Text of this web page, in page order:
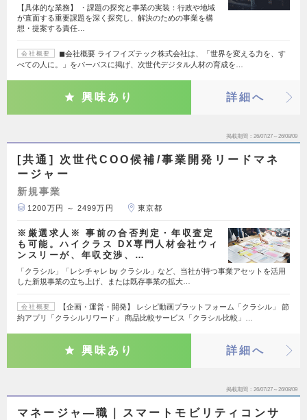
【具体的な業務】 ・課題の探究と事業の実装：行政や地域
が直面する重要課題を深く探究し、解決のための事業を構
想・提案する責任…
会社概要
◼︎会社概要 ライフイズテック株式会社は、「世界を変える力を、す
べての人に。」をパーパスに掲げ、次世代デジタル人材の育成を…
興味あり 詳細へ
掲載期間 26/07/27～26/08/09
[共通] 次世代COO候補/事業開発リードマネ
ージャー
新規事業
1200万円 ～ 2499万円 東京都
※厳選求人※ 事前の合否判定・年収査定
も可能。ハイクラス DX専門人材会社ウィ
ンスリーが、年収交渉、…
「クラシル」「レシチャレ by クラシル」など、当社が持つ事業アセットを活用
した新規事業の立ち上げ、または既存事業の拡大…
会社概要
【企画・運営・開発】 レシピ動画プラットフォーム「クラシル」 節
約アプリ「クラシルリワード」 商品比較サービス「クラシル比較」…
興味あり 詳細へ
掲載期間 26/07/27～26/08/09
マネージャ―職｜スマートモビリティコンサ